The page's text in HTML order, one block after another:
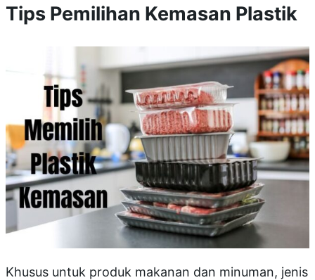
Tips Pemilihan Kemasan Plastik
Khusus untuk produk makanan dan minuman, jenis